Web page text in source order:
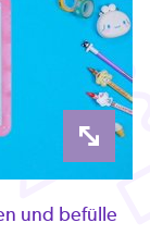
und befülle